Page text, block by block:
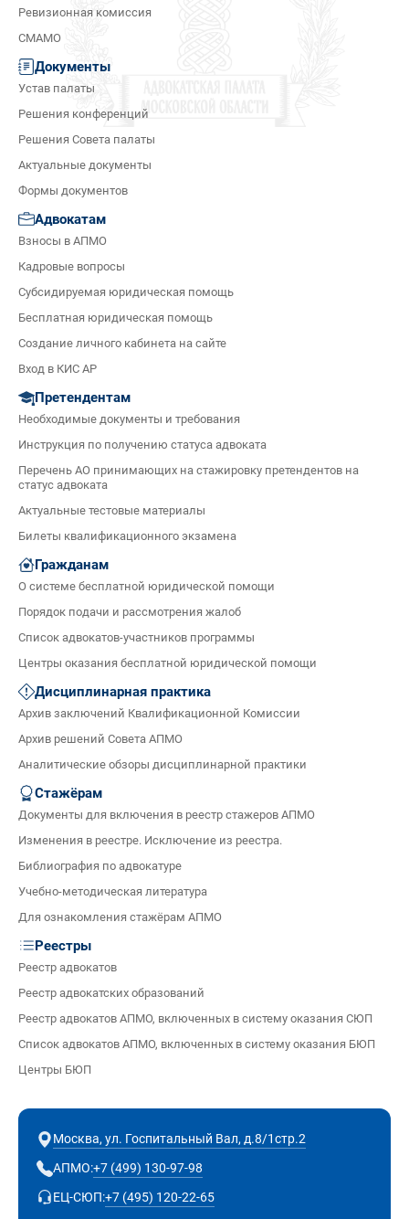
Ревизионная комиссия
СМАМО
Документы
Устав палаты
Решения конференций
Решения Совета палаты
Актуальные документы
Формы документов
Адвокатам
Взносы в АПМО
Кадровые вопросы
Субсидируемая юридическая помощь
Бесплатная юридическая помощь
Создание личного кабинета на сайте
Вход в КИС АР
Претендентам
Необходимые документы и требования
Инструкция по получению статуса адвоката
Перечень АО принимающих на стажировку претендентов на
статус адвоката
Актуальные тестовые материалы
Билеты квалификационного экзамена
Гражданам
О системе бесплатной юридической помощи
Порядок подачи и рассмотрения жалоб
Список адвокатов-участников программы
Центры оказания бесплатной юридической помощи
Дисциплинарная практика
Архив заключений Квалификационной Комиссии
Архив решений Совета АПМО
Аналитические обзоры дисциплинарной практики
Стажёрам
Документы для включения в реестр стажеров АПМО
Изменения в реестре. Исключение из реестра.
Библиография по адвокатуре
Учебно-методическая литература
Для ознакомления стажёрам АПМО
Реестры
Реестр адвокатов
Реестр адвокатских образований
Реестр адвокатов АПМО, включенных в систему оказания СЮП
Список адвокатов АПМО, включенных в систему оказания БЮП
Центры БЮП
Москва, ул. Госпитальный Вал, д.8/1стр.2
АПМО:+7 (499) 130-97-98
ЕЦ-СЮП:+7 (495) 120-22-65